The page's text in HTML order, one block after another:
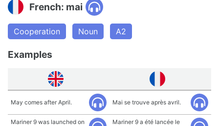
French: mai
Cooperation Noun A2
Examples
May comes after April. Mai se trouve après avril.
Mariner 9 was launched on
Mariner 9 a été lancée le